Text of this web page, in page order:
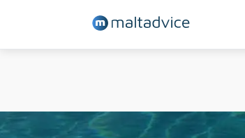
Adolescenti
Giovani adulti